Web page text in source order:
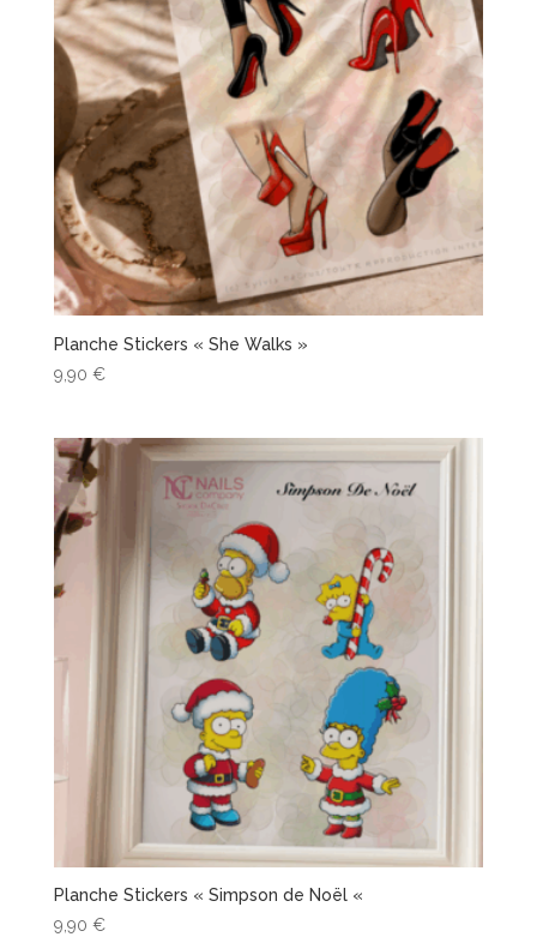
Planche Stickers « She Walks »
9,90 €
Planche Stickers « Simpson de Noël «
9,90 €